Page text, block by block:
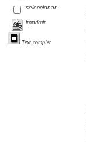
seleccionar
imprimir
Text complet